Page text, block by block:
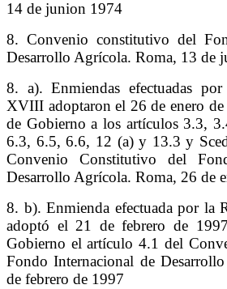
14 de junion 1974
8. Convenio constitutivo del
Desarrollo Agrícola. Roma, 13 de
8. a). Enmiendas efectuadas
XVIII adoptaron el 26 de enero
de Gobierno a los artículos 3.3,
6.3, 6.5, 6.6, 12 (a) y 13.3 y
Convenio Constitutivo del
Desarrollo Agrícola. Roma, 26 de
8. b). Enmienda efectuada por la
adoptó el 21 de febrero de
Gobierno el artículo 4.1 del
Fondo Internacional de
de febrero de 1997